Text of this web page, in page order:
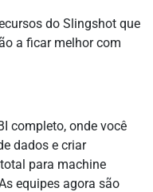
do Slingshot que
a ficar melhor com
completo, onde você
dados e criar
para machine
equipes agora são